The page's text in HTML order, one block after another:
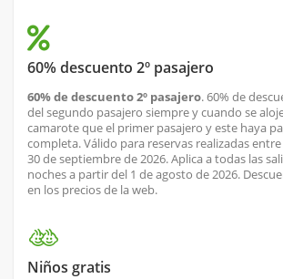
60% descuento 2º pasajero
60% de descuento 2º pasajero. 60% de
del segundo pasajero siempre y cuando se
camarote que el primer pasajero y este haya
completa. Válido para reservas realizadas
30 de septiembre de 2026. Aplica a todas las
noches a partir del 1 de agosto de 2026.
en los precios de la web.
Niños gratis